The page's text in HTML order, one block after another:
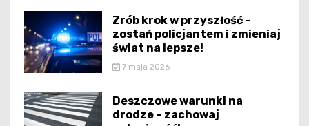
Zrób krok w przyszłość –
zostań policjantem i zmieniaj
świat na lepsze!
7 maja 2026
Deszczowe warunki na
drodze – zachowaj